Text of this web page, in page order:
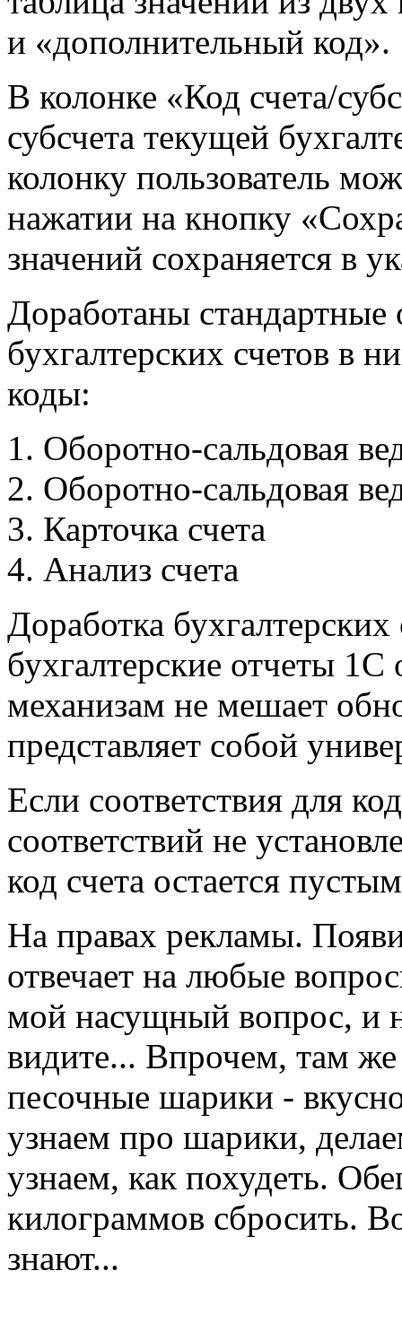
и «дополнительный код».
В колонке «Код счета/
субсчета текущей
колонку пользователь
нажатии на кнопку
значений сохраняется в
Доработаны
бухгалтерских счетов в
коды:
Оборотно-сальдовая
Оборотно-сальдовая
Карточка счета
Анализ счета
Доработка бухгалтерских
бухгалтерские отчеты 1С
механизам не мешает
представляет собой
Если соответствия для
соответствий не
код счета остается
На правах рекламы.
отвечает на любые
мой насущный вопрос, и
видите... Впрочем, там же
песочные шарики -
узнаем про шарики,
узнаем, как похудеть.
килограммов сбросить.
знают...